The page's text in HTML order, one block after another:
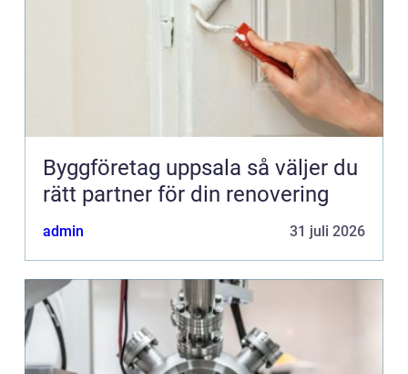
Byggföretag uppsala så väljer du
rätt partner för din renovering
admin 31 juli 2026